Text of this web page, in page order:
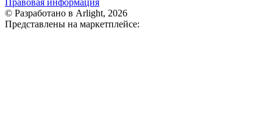
Правовая информация
© Разработано в Arlight, 2026
Представлены на маркетплейсе: